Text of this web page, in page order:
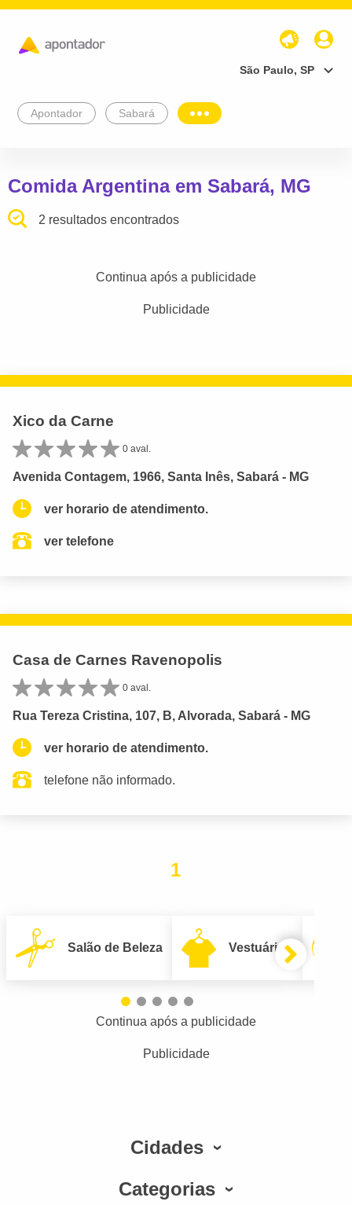
São Paulo, SP
Apontador Sabará
Comida Argentina em Sabará, MG
2 resultados encontrados
Continua após a publicidade
Publicidade
Xico da Carne
0 aval.
Avenida Contagem, 1966, Santa Inês, Sabará - MG
ver horario de atendimento.
ver telefone
Casa de Carnes Ravenopolis
0 aval.
Rua Tereza Cristina, 107, B, Alvorada, Sabará - MG
ver horario de atendimento.
telefone não informado.
1
Salão de Beleza Vestuário
Continua após a publicidade
Publicidade
Cidades
Categorias